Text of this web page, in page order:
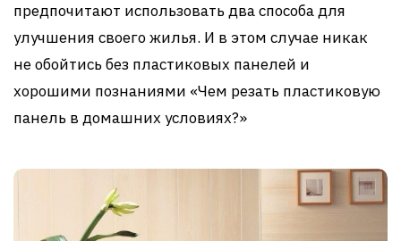
предпочитают использовать два способа для
улучшения своего жилья. И в этом случае никак
не обойтись без пластиковых панелей и
хорошими познаниями «Чем резать пластиковую
панель в домашних условиях?»